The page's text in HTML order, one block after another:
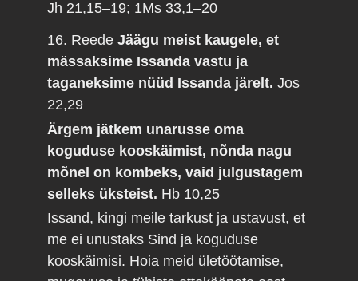
Jh 21,15–19; 1Ms 33,1–20
16. ReedeJäägu meist kaugele, et
mässaksime Issanda vastu ja
taganeksime nüüd Issanda järelt.Jos
22,29
Ärgem jätkem unarusse oma
koguduse kooskäimist, nõnda nagu
mõnel on kombeks, vaid julgustagem
selleks üksteist. Hb 10,25
Issand, kingi meile tarkust ja ustavust, et
me ei unustaks Sind ja koguduse
kooskäimisi. Hoia meid ületöötamise,